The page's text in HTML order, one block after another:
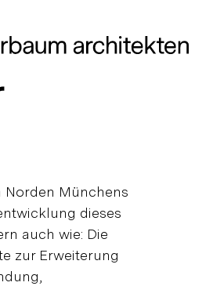
Norden Münchens
dieses
auch wie: Die
zur Erweiterung